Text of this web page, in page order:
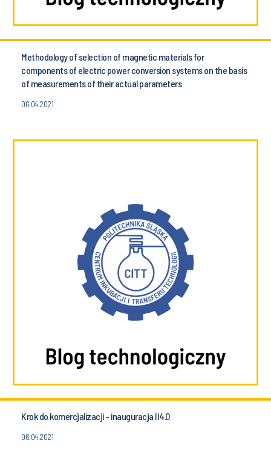
Methodology of selection of magnetic materials for
components of electric power conversion systems on the basis
of measurements of their actual parameters
06.04.2021
Krok do komercjalizacji - inauguracja II4.0
06.04.2021